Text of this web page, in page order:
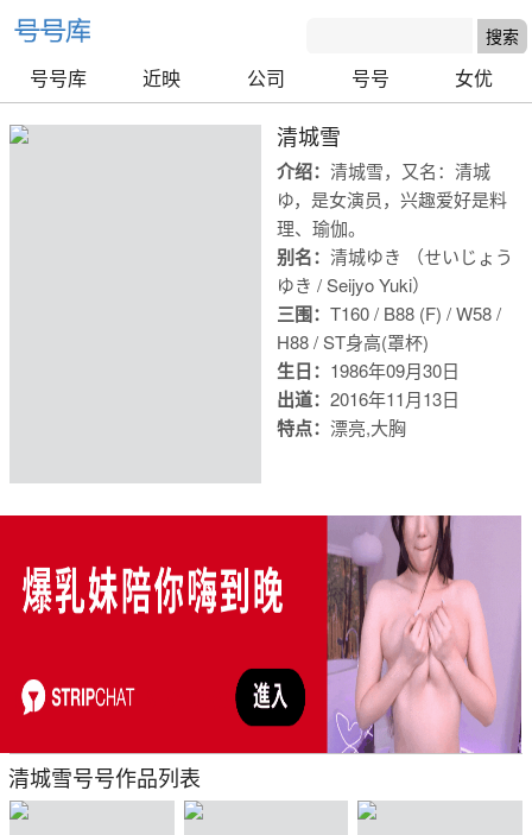
号号库
号号库 近映 公司 号号 女优
清城雪
介绍： 清城雪，又名：清城
ゆ，是女演员，兴趣爱好是料
理、瑜伽。
别名： 清城ゆき （せいじょう
ゆき / Seijyo Yuki）
三围： T160 / B88 (F) / W58 /
H88 / ST身高(罩杯)
生日： 1986年09月30日
出道： 2016年11月13日
特点： 漂亮,大胸
清城雪号号作品列表